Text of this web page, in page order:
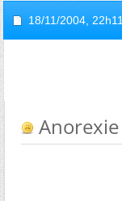
18/11/2004, 22h11
Anorexie